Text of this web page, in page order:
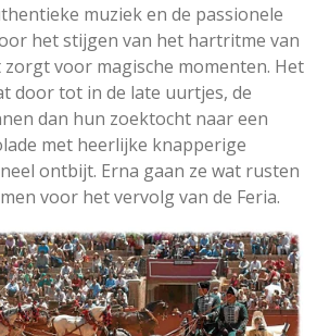
muziek en de passionele
het stijgen van het hartritme van
voor magische momenten. Het
door tot in de late uurtjes, de
dan hun zoektocht naar een
met heerlijke knapperige
ontbijt. Erna gaan ze wat rusten
voor het vervolg van de Feria.